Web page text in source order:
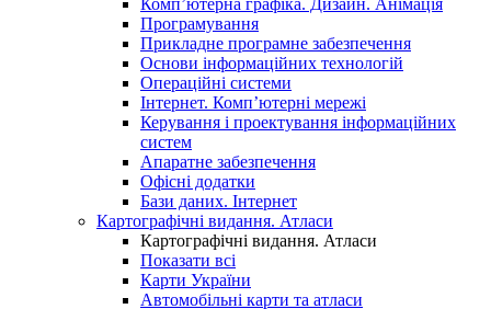
Комп’ютерна графіка. Дизайн. Анімація
Програмування
Прикладне програмне забезпечення
Основи інформаційних технологій
Операційні системи
Інтернет. Комп’ютерні мережі
Керування і проектування інформаційних
систем
Апаратне забезпечення
Офісні додатки
Бази даних. Інтернет
Картографічні видання. Атласи
Картографічні видання. Атласи
Показати всі
Карти України
Автомобільні карти та атласи